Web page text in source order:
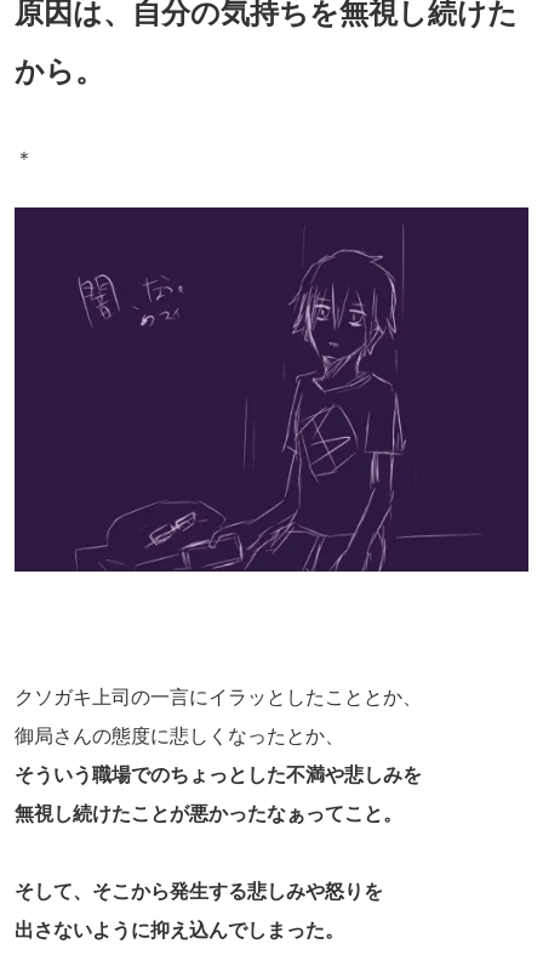
原因は、自分の気持ちを無視し続けた
から。
＊
クソガキ上司の一言にイラッとしたこととか、
御局さんの態度に悲しくなったとか、
そういう職場でのちょっとした不満や悲しみを
無視し続けたことが悪かったなぁってこと。
そして、そこから発生する悲しみや怒りを
出さないように抑え込んでしまった。